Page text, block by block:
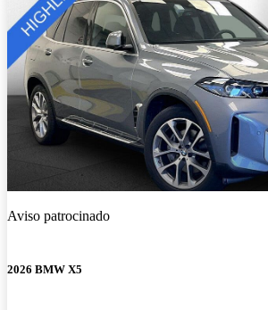
Aviso patrocinado
2026 BMW X5